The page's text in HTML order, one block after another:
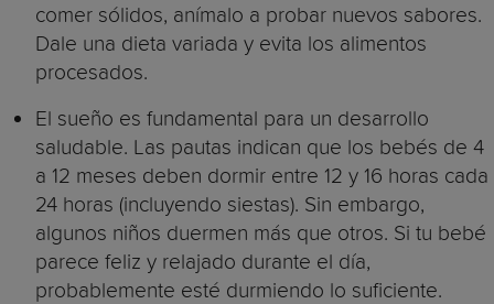
comer sólidos, anímalo a probar nuevos sabores.
Dale una dieta variada y evita los alimentos
procesados.
El sueño es fundamental para un desarrollo
saludable. Las pautas indican que los bebés de 4
a 12 meses deben dormir entre 12 y 16 horas cada
24 horas (incluyendo siestas). Sin embargo,
algunos niños duermen más que otros. Si tu bebé
parece feliz y relajado durante el día,
probablemente esté durmiendo lo suficiente.